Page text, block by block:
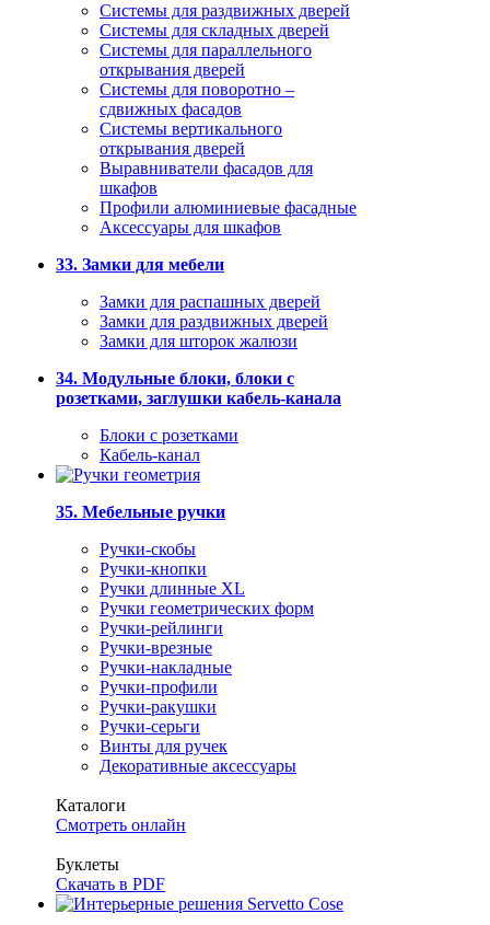
Системы для раздвижных дверей
Системы для складных дверей
Системы для параллельного
открывания дверей
Системы для поворотно –
сдвижных фасадов
Системы вертикального
открывания дверей
Выравниватели фасадов для
шкафов
Профили алюминиевые фасадные
Аксессуары для шкафов
33. Замки для мебели
Замки для распашных дверей
Замки для раздвижных дверей
Замки для шторок жалюзи
34. Модульные блоки, блоки с
розетками, заглушки кабель-канала
Блоки с розетками
Кабель-канал
35. Мебельные ручки
Ручки-скобы
Ручки-кнопки
Ручки длинные XL
Ручки геометрических форм
Ручки-рейлинги
Ручки-врезные
Ручки-накладные
Ручки-профили
Ручки-ракушки
Ручки-серьги
Винты для ручек
Декоративные аксессуары
Каталоги
Смотреть онлайн
Буклеты
Скачать в PDF